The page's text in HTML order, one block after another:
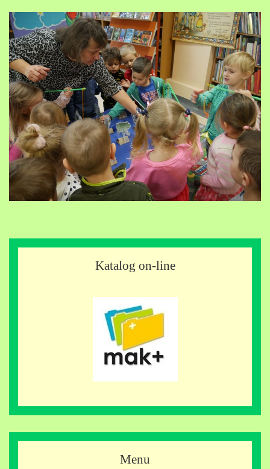
Katalog on-line
Menu